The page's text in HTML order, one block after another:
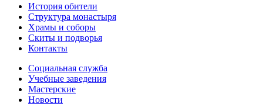
История обители
Структура монастыря
Храмы и соборы
Скиты и подворья
Контакты
Социальная служба
Учебные заведения
Мастерские
Новости